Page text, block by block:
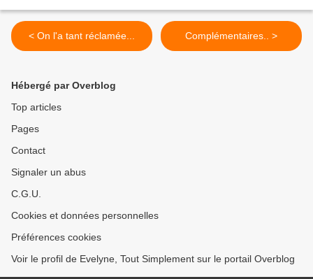
< On l'a tant réclamée... Complémentaires.. >
Hébergé par Overblog
Top articles
Pages
Contact
Signaler un abus
C.G.U.
Cookies et données personnelles
Préférences cookies
Voir le profil de Evelyne, Tout Simplement sur le portail Overblog